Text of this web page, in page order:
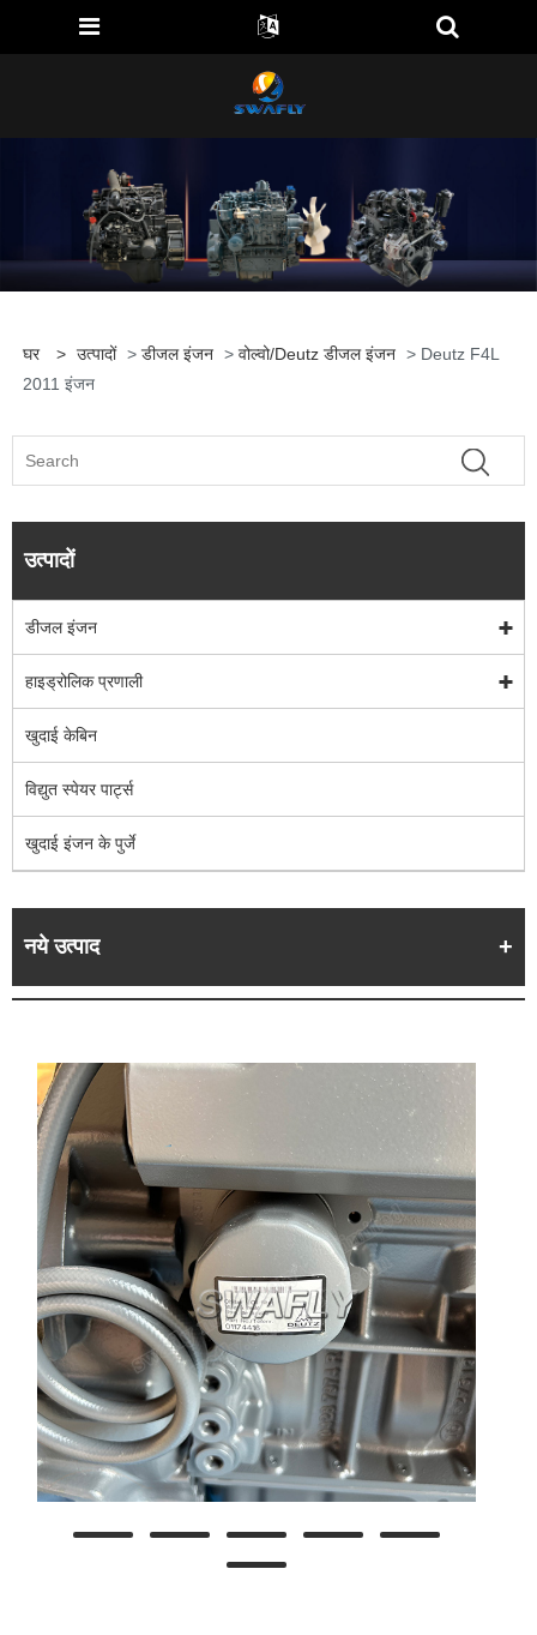
घर > उत्पादों > डीजल इंजन > वोल्वो/Deutz डीजल इंजन > Deutz F4L
2011 इंजन
उत्पादों
डीजल इंजन
हाइड्रोलिक प्रणाली
खुदाई केबिन
विद्युत स्पेयर पार्ट्स
खुदाई इंजन के पुर्जे
नये उत्पाद